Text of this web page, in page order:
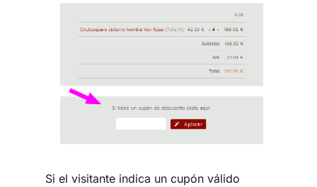
Si el visitante indica un cupón válido